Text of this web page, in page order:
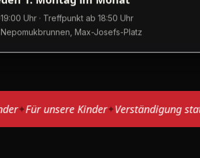
19:00 Uhr · Treffpunkt ab 18:50 Uhr
Nepomukbrunnen, Max-Josefs-Platz
Für unsere Kinder✦Verständigung statt